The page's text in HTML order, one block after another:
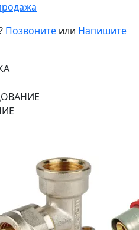
Позвоните или Напишите